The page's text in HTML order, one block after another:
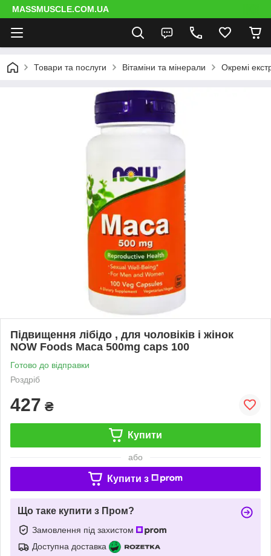
MASSMUSCLE.COM.UA
Товари та послуги Вітаміни та мінерали Окремі
Підвищення лібідо , для чоловіків і жінок
NOW Foods Maca 500mg caps 100
Готово до відправки
Роздріб
427 ₴
Купити
або
Купити з
Що таке купити з Пром?
Замовлення під захистом
Доступна доставка